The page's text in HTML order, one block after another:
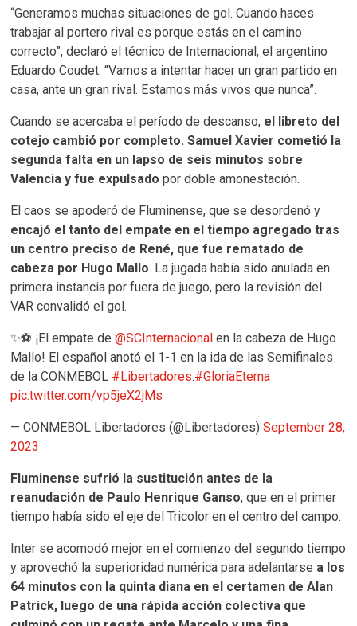
“Generamos muchas situaciones de gol. Cuando haces
trabajar al portero rival es porque estás en el camino
correcto”, declaró el técnico de Internacional, el argentino
Eduardo Coudet. “Vamos a intentar hacer un gran partido en
casa, ante un gran rival. Estamos más vivos que nunca”.
Cuando se acercaba el período de descanso, el libreto del
cotejo cambió por completo. Samuel Xavier cometió la
segunda falta en un lapso de seis minutos sobre
Valencia y fue expulsado por doble amonestación.
El caos se apoderó de Fluminense, que se desordenó y
encajó el tanto del empate en el tiempo agregado tras
un centro preciso de René, que fue rematado de
cabeza por Hugo Mallo. La jugada había sido anulada en
primera instancia por fuera de juego, pero la revisión del
VAR convalidó el gol.
✨⚽️ ¡El empate de@SCInternacional en la cabeza de Hugo
Mallo! El español anotó el 1-1 en la ida de las Semifinales
de la CONMEBOL #Libertadores.#GloriaEterna
pic.twitter.com/vp5jeX2jMs
— CONMEBOL Libertadores (@Libertadores)September 28,
2023
Fluminense sufrió la sustitución antes de la
reanudación de Paulo Henrique Ganso, que en el primer
tiempo había sido el eje del Tricolor en el centro del campo.
Inter se acomodó mejor en el comienzo del segundo tiempo
y aprovechó la superioridad numérica para adelantarse a los
64 minutos con la quinta diana en el certamen de Alan
Patrick, luego de una rápida acción colectiva que